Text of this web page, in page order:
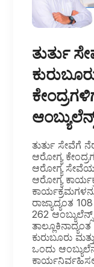
ತುರ್ತು
ತುರ್ತು ಸೇವೆಗೆ
ಆರೋಗ್ಯ
ಆರೋಗ್ಯ
ಆರೋಗ್ಯ
ರಾಜ್ಯಾದ್ಯಂತ
262
ಕುರುಬೂರು
ಒಂದು